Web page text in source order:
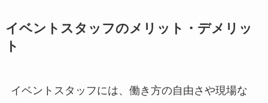
イベントスタッフのメリット・デメリッ
ト
イベントスタッフには、働き方の自由さや現場な